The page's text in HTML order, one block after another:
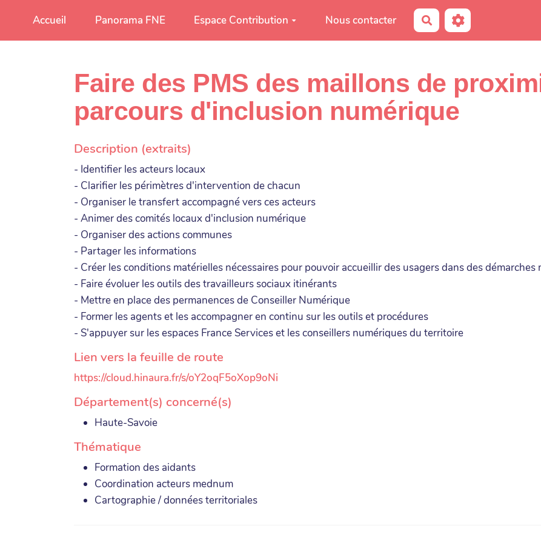
Aller au contenu principal
Accueil Panorama FNE Espace Contribution Nous contacter Rechercher
Faire des PMS des maillons de
parcours d'inclusion numérique
Description (extraits)
- Identifier les acteurs locaux
- Clarifier les périmètres d'intervention de chacun
- Organiser le transfert accompagné vers ces acteurs
- Animer des comités locaux d'inclusion numérique
- Organiser des actions communes
- Partager les informations
- Créer les conditions matérielles nécessaires pour pouvoir accueillir des usagers dans des
- Faire évoluer les outils des travailleurs sociaux itinérants
- Mettre en place des permanences de Conseiller Numérique
- Former les agents et les accompagner en continu sur les outils et procédures
- S'appuyer sur les espaces France Services et les conseillers numériques du territoire
Lien vers la feuille de route
https://cloud.hinaura.fr/s/oY2oqF5oXop9oNi
Département(s) concerné(s)
Haute-Savoie
Thématique
Formation des aidants
Coordination acteurs mednum
Cartographie / données territoriales